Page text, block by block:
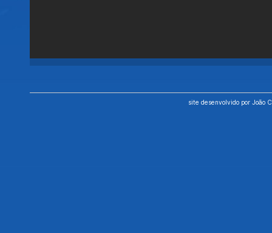
site desenvolvido por João